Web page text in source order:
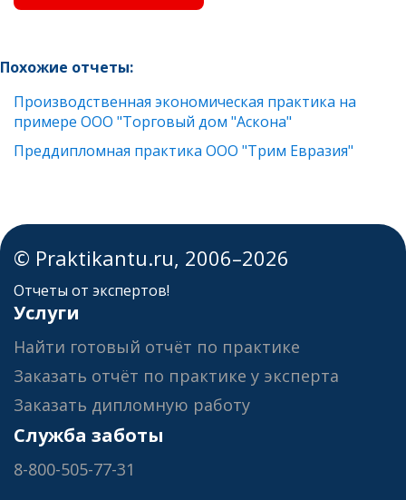
Похожие отчеты:
Производственная экономическая практика на
примере ООО "Торговый дом "Аскона"
Преддипломная практика ООО "Трим Евразия"
© Praktikantu.ru, 2006–2026
Отчеты от экспертов!
Услуги
Найти готовый отчёт по практике
Заказать отчёт по практике у эксперта
Заказать дипломную работу
Служба заботы
8-800-505-77-31